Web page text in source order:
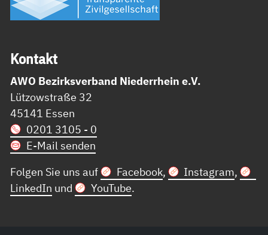
Kon­takt
AWO Bezirksverband Niederrhein e.V.
Lützowstraße 32
45141 Essen
0201 3105 - 0
E-Mail senden
Folgen Sie uns auf
Facebook, Instagram,
LinkedIn und YouTube.